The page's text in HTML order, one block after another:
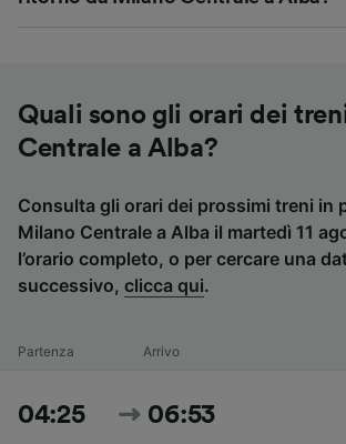
Quali sono gli orari dei
Centrale a Alba?
Consulta gli orari dei prossimi treni in
Milano Centrale a Alba il martedì 11
l’orario completo, o per cercare una
successivo, clicca qui.
Partenza Arrivo
04:25 06:53